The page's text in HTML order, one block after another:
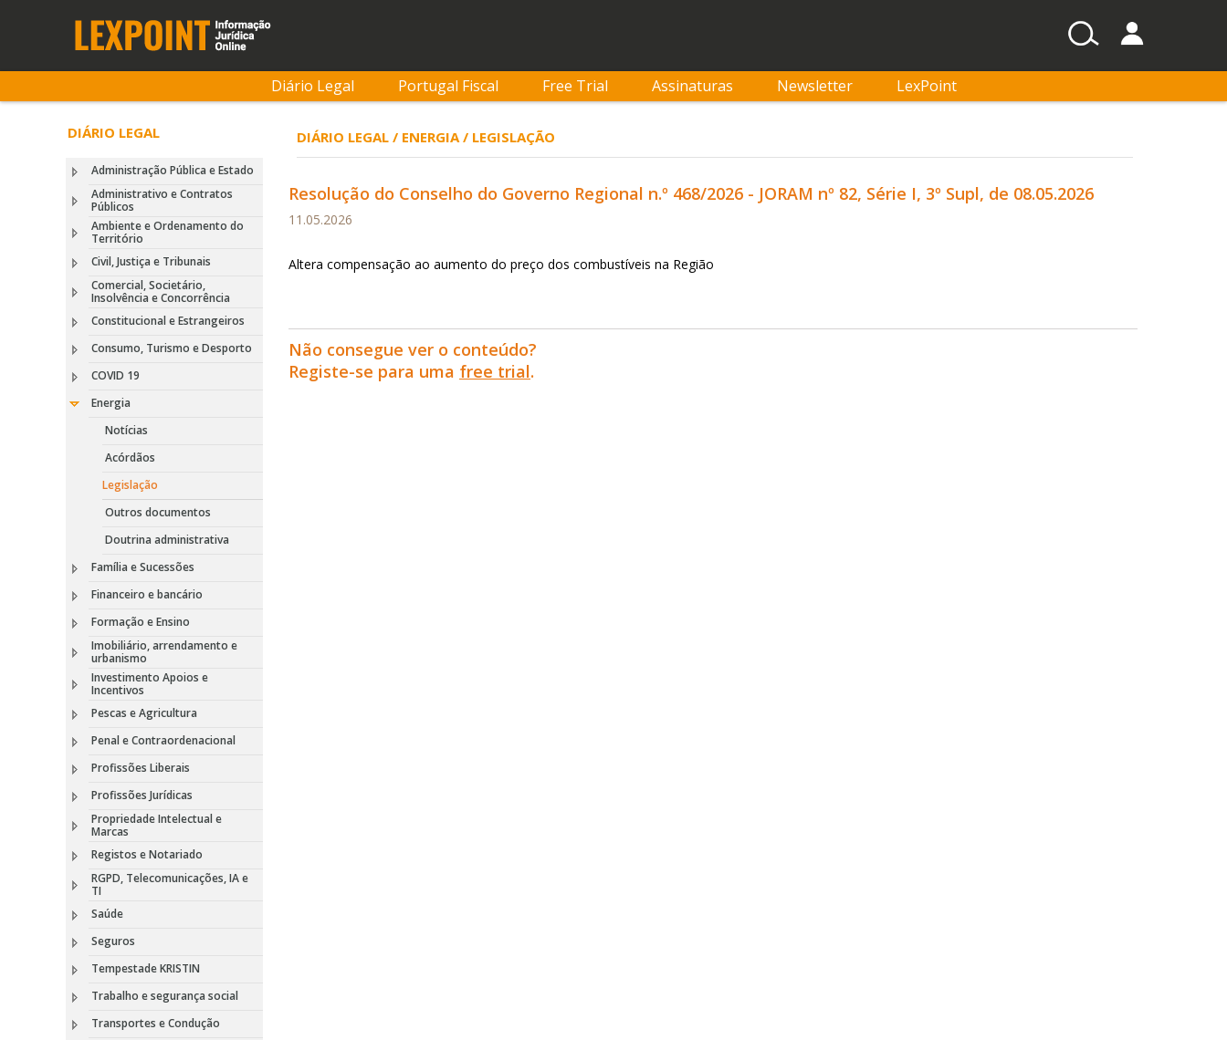
Diário Legal Portugal Fiscal Free Trial Assinaturas Newsletter LexPoint
DIÁRIO LEGAL
Administração Pública e Estado
Administrativo e Contratos
Públicos
Ambiente e Ordenamento do
Território
Civil, Justiça e Tribunais
Comercial, Societário,
Insolvência e Concorrência
Constitucional e Estrangeiros
Consumo, Turismo e Desporto
COVID 19
Energia
Notícias
Acórdãos
Legislação
Outros documentos
Doutrina administrativa
Família e Sucessões
Financeiro e bancário
Formação e Ensino
Imobiliário, arrendamento e
urbanismo
Investimento Apoios e
Incentivos
Pescas e Agricultura
Penal e Contraordenacional
Profissões Liberais
Profissões Jurídicas
Propriedade Intelectual e
Marcas
Registos e Notariado
RGPD, Telecomunicações, IA e
TI
Saúde
Seguros
Tempestade KRISTIN
Trabalho e segurança social
Transportes e Condução
DIÁRIO LEGAL / ENERGIA / LEGISLAÇÃO
Resolução do Conselho do Governo Regional n.º 468/2026 - JORAM nº 82, Série I, 3º Supl, de 08.05.2026
11.05.2026
Altera compensação ao aumento do preço dos combustíveis na Região
Não consegue ver o conteúdo?
Registe-se para uma free trial.